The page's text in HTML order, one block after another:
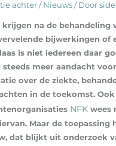
achter / Nieuws/ Door
krijgen na de behandeling
bijwerkingen of
is niet iedereen daar
steeds meer aandacht
over de ziekte,
in de toekomst. Ook
NFKwees
Maar de toepassing
dat blijkt uit onderzoek